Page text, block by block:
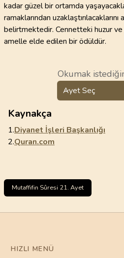
kadar güzel bir ortamda
ramaklarından uzaklaştırılacaklarını
belirtmektedir. Cennetteki huzur
amelle elde edilen bir ödüldür.
Okumak
Ayet Seç
Kaynakça
1.Diyanet İşleri Başkanlığı
2.Quran.com
Mutaffifin Sûresi 21. Ayet
HIZLI MENÜ